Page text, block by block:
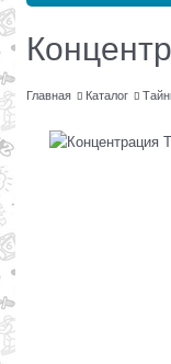
Главная Каталог